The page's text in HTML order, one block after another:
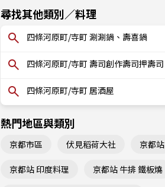
尋找其他類別／料理
四條河原町/寺町 涮涮鍋、壽喜鍋
四條河原町/寺町 壽司創作壽司押壽司
四條河原町/寺町 居酒屋
熱門地區與類別
京都市區 伏見稻荷大社 京都站
京都站 印度料理 京都站 牛排 鐵板燒